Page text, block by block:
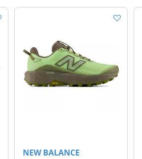
NEW BALANCE